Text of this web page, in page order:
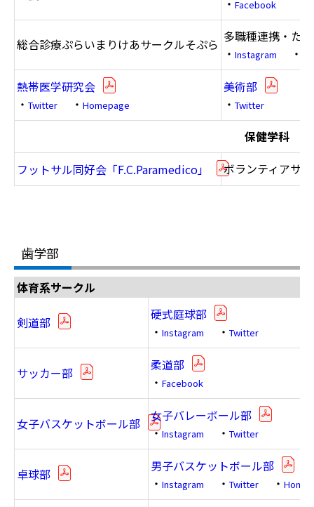
・ Facebook
総合診療ぷらいまりけあサークルそぷら 多職種連携・た
・ Instagram ・
熱帯医学研究会
・ Twitter ・ Homepage
美術部
・ Twitter
保健学科
フットサル同好会「F.C.Paramedico」
ボランティアサ
歯学部
体育系サークル
剣道部
硬式庭球部
・ Instagram ・ Twitter
サッカー部
柔道部
・ Facebook
女子バスケットボール部
女子バレーボール部
・Instagram ・ Twitter
卓球部
男子バスケットボール部
・ Instagram ・ Twitter ・